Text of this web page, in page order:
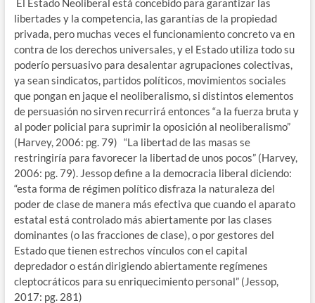
El Estado Neoliberal está concebido para garantizar las
libertades y la competencia, las garantías de la propiedad
privada, pero muchas veces el funcionamiento concreto va en
contra de los derechos universales, y el Estado utiliza todo su
poderío persuasivo para desalentar agrupaciones colectivas,
ya sean sindicatos, partidos políticos, movimientos sociales
que pongan en jaque el neoliberalismo, si distintos elementos
de persuasión no sirven recurrirá entonces “a la fuerza bruta y
al poder policial para suprimir la oposición al neoliberalismo”
(Harvey, 2006: pg. 79) “La libertad de las masas se
restringiría para favorecer la libertad de unos pocos” (Harvey,
2006: pg. 79). Jessop define a la democracia liberal diciendo:
“esta forma de régimen político disfraza la naturaleza del
poder de clase de manera más efectiva que cuando el aparato
estatal está controlado más abiertamente por las clases
dominantes (o las fracciones de clase), o por gestores del
Estado que tienen estrechos vínculos con el capital
depredador o están dirigiendo abiertamente regímenes
cleptocráticos para su enriquecimiento personal” (Jessop,
2017: pg. 281)